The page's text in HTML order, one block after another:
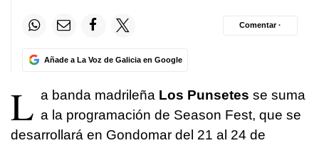
Añade a La Voz de Galicia en Google
Comentar ·
L a banda madrileña Los Punsetes se suma
a la programación de Season Fest, que se
desarrollará en Gondomar del 21 al 24 de